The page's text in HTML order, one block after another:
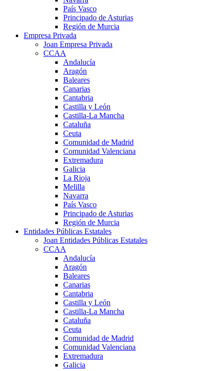
País Vasco
Principado de Asturias
Región de Murcia
Empresa Privada
Joan Empresa Privada
CCAA
Andalucía
Aragón
Baleares
Canarias
Cantabria
Castilla y León
Castilla-La Mancha
Cataluña
Ceuta
Comunidad de Madrid
Comunidad Valenciana
Extremadura
Galicia
La Rioja
Melilla
Navarra
País Vasco
Principado de Asturias
Región de Murcia
Entidades Públicas Estatales
Joan Entidades Públicas Estatales
CCAA
Andalucía
Aragón
Baleares
Canarias
Cantabria
Castilla y León
Castilla-La Mancha
Cataluña
Ceuta
Comunidad de Madrid
Comunidad Valenciana
Extremadura
Galicia